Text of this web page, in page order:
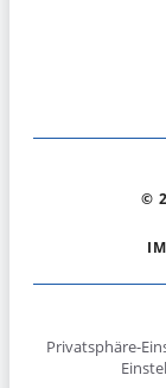
©
Privatsphäre-